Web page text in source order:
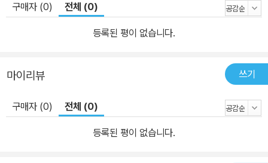
구매자 (0) 전체 (0)
등록된 평이 없습니다.
마이리뷰 쓰기
구매자 (0) 전체 (0)
등록된 평이 없습니다.